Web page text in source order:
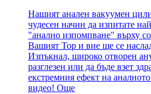
Нашият анален вакуумен
чудесен начин да изпитате
"анално изпомпване" върху
Вашият Top и вие ще се
Изпъкнал, широко отворен
разглезен или да бъде взет
екстремния ефект на
видео! Още